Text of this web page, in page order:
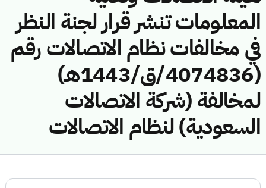
المعلومات تنشر قرار لجنة النظر
في مخالفات نظام الاتصالات رقم
(4074836/ق/1443هـ)
لمخالفة (شركة الاتصالات
السعودية) لنظام الاتصالات